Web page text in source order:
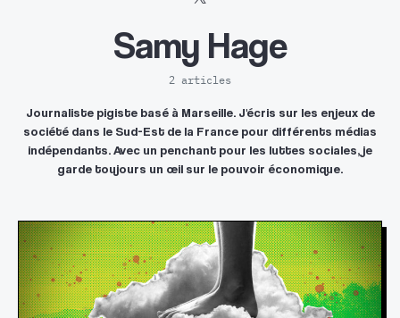
Samy Hage
2 articles
Journaliste pigiste basé à Marseille. J'écris sur les enjeux de
société dans le Sud-Est de la France pour différents médias
indépendants. Avec un penchant pour les luttes sociales, je
garde toujours un œil sur le pouvoir économique.